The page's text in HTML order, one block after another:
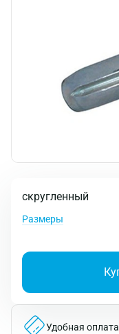
скругленный
Размеры
Удобная